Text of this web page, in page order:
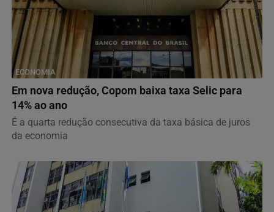
ECONOMIA
Em nova redução, Copom baixa taxa Selic para
14% ao ano
É a quarta redução consecutiva da taxa básica de juros
da economia